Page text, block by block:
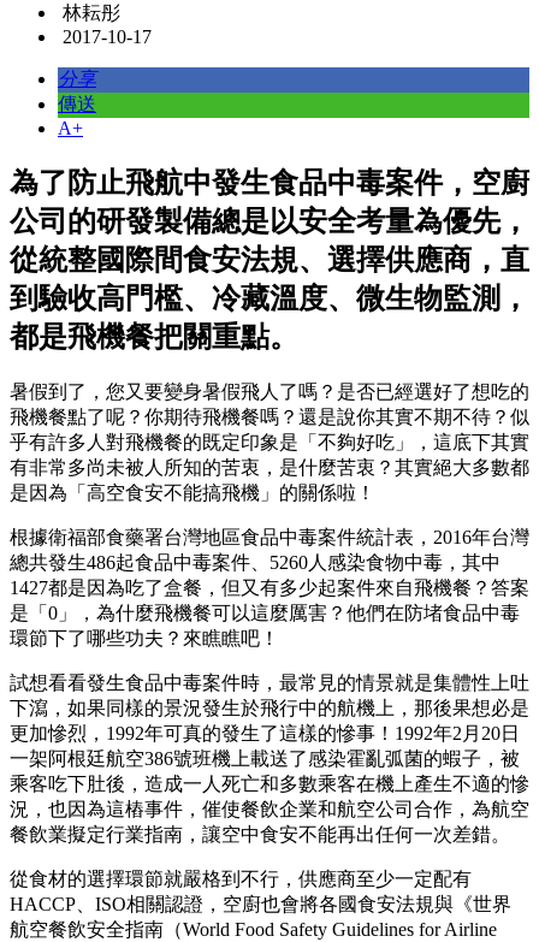
林耘彤
2017-10-17
分享
傳送
A+
為了防止飛航中發生食品中毒案件，空廚
公司的研發製備總是以安全考量為優先，
從統整國際間食安法規、選擇供應商，直
到驗收高門檻、冷藏溫度、微生物監測，
都是飛機餐把關重點。
暑假到了，您又要變身暑假飛人了嗎？是否已經選好了想吃的
飛機餐點了呢？你期待飛機餐嗎？還是說你其實不期不待？似
乎有許多人對飛機餐的既定印象是「不夠好吃」，這底下其實
有非常多尚未被人所知的苦衷，是什麼苦衷？其實絕大多數都
是因為「高空食安不能搞飛機」的關係啦！
根據衛福部食藥署台灣地區食品中毒案件統計表，2016年台灣
總共發生486起食品中毒案件、5260人感染食物中毒，其中
1427都是因為吃了盒餐，但又有多少起案件來自飛機餐？答案
是「0」，為什麼飛機餐可以這麼厲害？他們在防堵食品中毒
環節下了哪些功夫？來瞧瞧吧！
試想看看發生食品中毒案件時，最常見的情景就是集體性上吐
下瀉，如果同樣的景況發生於飛行中的航機上，那後果想必是
更加慘烈，1992年可真的發生了這樣的慘事！1992年2月20日
一架阿根廷航空386號班機上載送了感染霍亂弧菌的蝦子，被
乘客吃下肚後，造成一人死亡和多數乘客在機上產生不適的慘
況，也因為這樁事件，催使餐飲企業和航空公司合作，為航空
餐飲業擬定行業指南，讓空中食安不能再出任何一次差錯。
從食材的選擇環節就嚴格到不行，供應商至少一定配有
HACCP、ISO相關認證，空廚也會將各國食安法規與《世界
航空餐飲安全指南（World Food Safety Guidelines for Airline